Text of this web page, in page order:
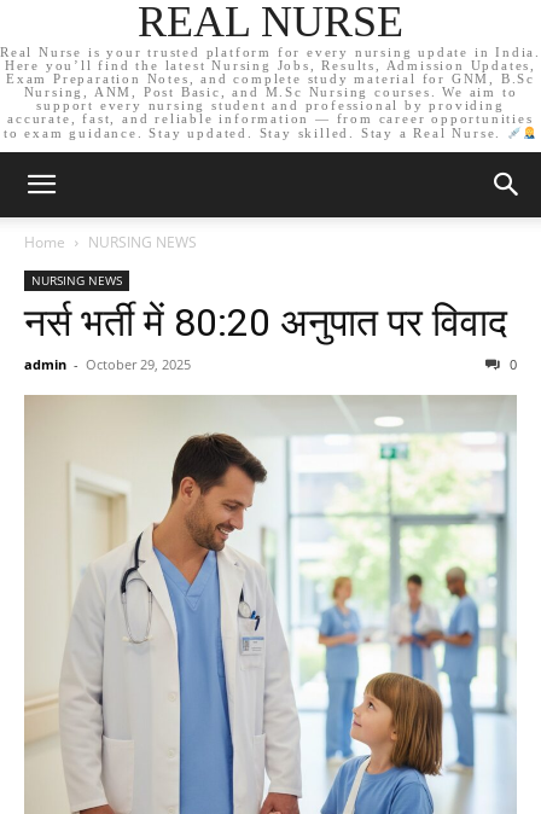
REAL NURSE
Real Nurse is your trusted platform for every nursing update in India.
Here you’ll find the latest Nursing Jobs, Results, Admission Updates,
Exam Preparation Notes, and complete study material for GNM, B.Sc
Nursing, ANM, Post Basic, and M.Sc Nursing courses. We aim to
support every nursing student and professional by providing
accurate, fast, and reliable information — from career opportunities
to exam guidance. Stay updated. Stay skilled. Stay a Real Nurse.
Home NURSING NEWS
NURSING NEWS
नर्स भर्ती में 80:20 अनुपात पर विवाद
admin - October 29, 2025 0